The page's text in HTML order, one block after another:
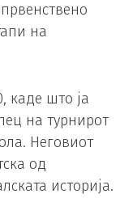
на
каде што ја
на турнирот
Неговиот
од
историја.